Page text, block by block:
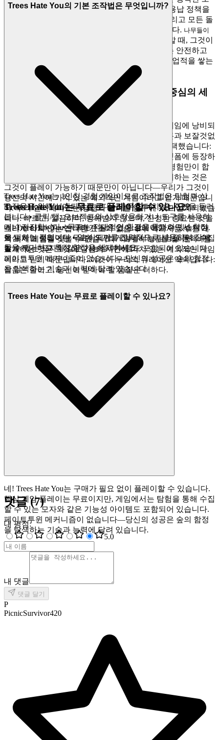
안 조치를 시행하고 부정행위나 악용에 대해 0% 용납 정책을
유지하여, 모든 리더보드 순위, 숨겨진 수집품, 그리고 모든 돌
파구 순간이 진짜 기술과 의지를 반영하도록 합니다. 나무들이
리더보드에서 최고 순위를 추격할 때, 그것이
진짜 기술의 시험이라는 것을 알고 하세요. 우리는 안전하고
공정한 경기장을 만들어주므로, 당신은 자신만의 업적을 쌓는
데 집중할 수 있습니다.
4. 플레이어에 대한 존중: 엄선된 퀄리티 중심의 세
당신의 시간은 귀중하며, 그것이 당연하지 않은 게임에 낭비되
어서는 안 된다고 믿습니다. 인터넷은 끝없는 클론과 보잘것없
는 경험으로 가득 차 있지만, 우리는 다른 길을 선택했습니다:
양보다는 엄선, 소음보다는 품질입니다. 우리 플랫폼에 등장하
는 각 게임을 신중하게 엄선하여, 오직 예외적인 경험만이 합
를 소개하는 것은
그것이 플레이 가능하기 때문만이 아닙니다—우리가 그것이
당신의 시간에 가치 있는 예외적인 게임이라고 믿기 때문입니
다. 우리 인터페이스는 당신의 편의를 염두에 두고 설계되었습
니다: 빠르고, 깔끔하며, 방해받지 않으며, 진정한 중요한 것을
흐리게 하지 않는 잡다한 요소가 없습니다. 여기서는 수천 개
의 복제 게임을 찾을 수 없습니다.나무들이 당신을 싫어합니다를
소개하는 것은 그것이 당신의 시간에 가치 있는 예외적인 게임
이라고 믿기 때문입니다. 이것이 우리의 큐레이션 약속입니다:
잡음은 줄이고, 당신이 받아야 할 품질은 더하다.
Trees Hate You의 기본 조작법은 무엇입니까?
Trees Hate You는 1인칭 경험 게임이므로 조작법은 탐험과 상
호작용을 위해 설계되었습니다: • 마우스/터치: 숲 주변을 둘러
봅니다 • 클릭/탭: 오브젝트와 상호작용하거나 도구를 사용하
거나 전진합니다 • 목표는 적대적인 환경을 통과하면서 함정
을 피하는 것입니다 • 열쇠 도끼를 전략적으로 사용하여 장애
물을 제거하고 특정 함정을 해제하세요
Trees Hate You는 무료로 플레이할 수 있나요?
네! Trees Hate You는 구매가 필요 없이 플레이할 수 있습니다.
핵심 게임 플레이는 무료이지만, 게임에서는 탐험을 통해 수집
할 수 있는 모자와 같은 기능성 아이템도 포함되어 있습니다.
페이트투윈 메커니즘이 없습니다—당신의 성공은 숲의 함정
을 탐색하는 기술과 능력에 달려 있습니다.
Trees Hate You는 무료로 플레이할 수 있나요?
네! Trees Hate You는 구매가 필요 없이 플레이할 수 있습니다.
핵심 게임 플레이는 무료이지만, 게임에서는 탐험을 통해 수집
할 수 있는 모자와 같은 기능성 아이템도 포함되어 있습니다.
페이트투윈 메커니즘이 없습니다—당신의 성공은 숲의 함정
을 탐색하는 기술과 능력에 달려 있습니다.
댓글(7)
내 평점:
5.0
내 댓글
댓글 달기
P
PicnicSurvivor420